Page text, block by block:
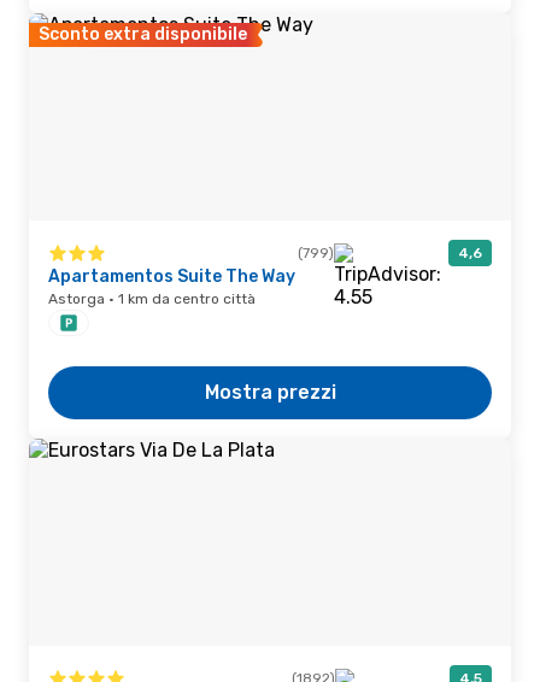
Sconto extra disponibile
(799) 4,6
Apartamentos Suite The Way
Astorga · 1 km da centro città
Mostra prezzi
(1892) 4,5